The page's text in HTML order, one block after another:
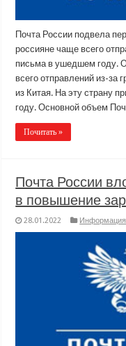
Почта России подвела
россияне чаще всего
письма в ушедшем году.
всего отправлений из-за
из Китая. На эту страну
году. Основной объем
Почитать »
Почта России
в повышение
28.01.2022